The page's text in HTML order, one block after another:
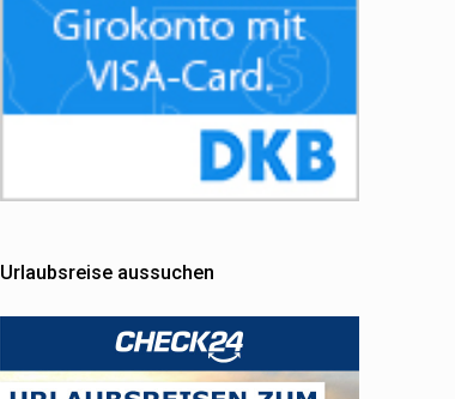
Urlaubsreise aussuchen